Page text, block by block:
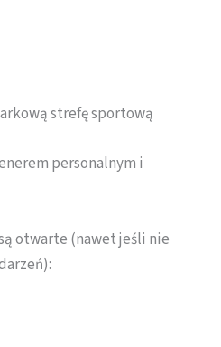
strefę sportową
personalnym i
otwarte (nawet jeśli nie